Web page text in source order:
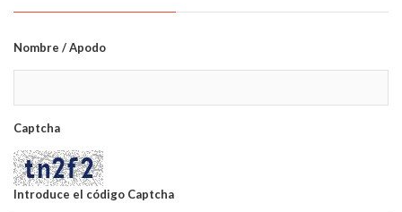
Nombre / Apodo
Captcha
Introduce el código Captcha